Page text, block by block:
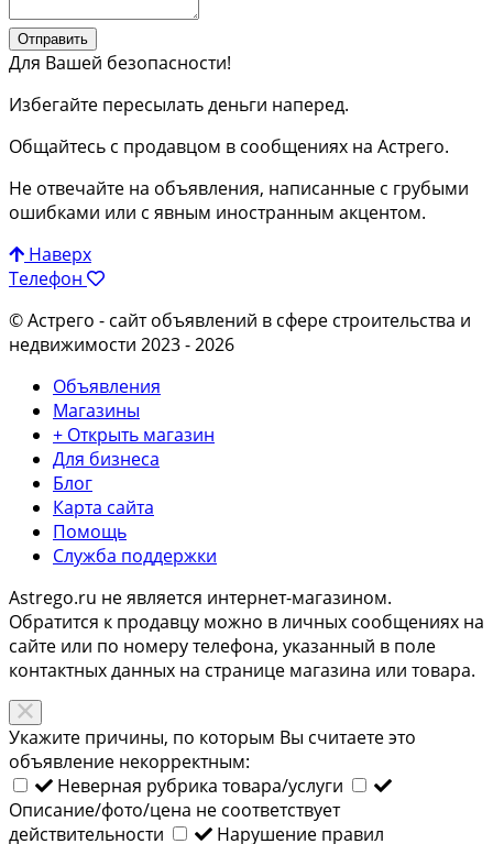
Отправить
Для Вашей безопасности!
Избегайте пересылать деньги наперед.
Общайтесь с продавцом в сообщениях на Астрего.
Не отвечайте на объявления, написанные с грубыми
ошибками или с явным иностранным акцентом.
Наверх
Телефон
© Астрего - сайт объявлений в сфере строительства и
недвижимости 2023 - 2026
Объявления
Магазины
+ Открыть магазин
Для бизнеса
Блог
Карта сайта
Помощь
Служба поддержки
Astrego.ru не является интернет-магазином.
Обратится к продавцу можно в личных сообщениях на
сайте или по номеру телефона, указанный в поле
контактных данных на странице магазина или товара.
Укажите причины, по которым Вы считаете это
объявление некорректным:
Неверная рубрика товара/услуги
Описание/фото/цена не соответствует
действительности
Нарушение правил